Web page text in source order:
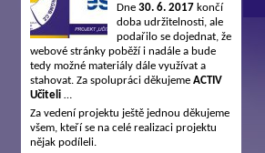
Dne 30. 6. 2017 končí
doba udržitelnosti, ale
podařilo se dojednat, že
webové stránky poběží i nadále a bude
tedy možné materiály dále využívat a
stahovat. Za spolupráci děkujeme ACTIV
Učiteli …
Za vedení projektu ještě jednou děkujeme
všem, kteří se na celé realizaci projektu
nějak podíleli.